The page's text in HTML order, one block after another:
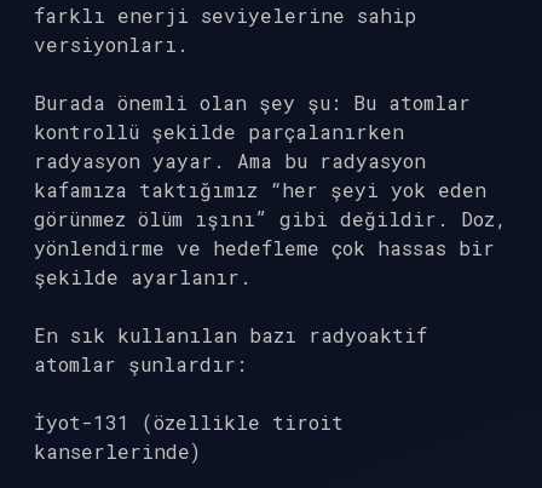
farklı enerji seviyelerine sahip
versiyonları.
Burada önemli olan şey şu: Bu atomlar
kontrollü şekilde parçalanırken
radyasyon yayar. Ama bu radyasyon
kafamıza taktığımız “her şeyi yok eden
görünmez ölüm ışını” gibi değildir. Doz,
yönlendirme ve hedefleme çok hassas bir
şekilde ayarlanır.
En sık kullanılan bazı radyoaktif
atomlar şunlardır:
İyot-131 (özellikle tiroit
kanserlerinde)